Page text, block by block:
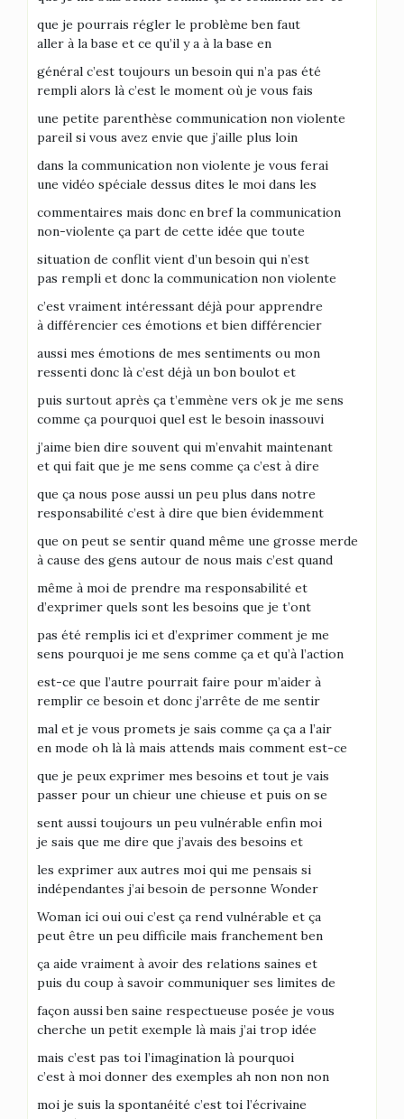
que je pourrais régler le problème ben faut
aller à la base et ce qu’il y a à la base en
général c’est toujours un besoin qui n’a pas été
rempli alors là c’est le moment où je vous fais
une petite parenthèse communication non violente
pareil si vous avez envie que j’aille plus loin
dans la communication non violente je vous ferai
une vidéo spéciale dessus dites le moi dans les
commentaires mais donc en bref la communication
non-violente ça part de cette idée que toute
situation de conflit vient d’un besoin qui n’est
pas rempli et donc la communication non violente
c’est vraiment intéressant déjà pour apprendre
à différencier ces émotions et bien différencier
aussi mes émotions de mes sentiments ou mon
ressenti donc là c’est déjà un bon boulot et
puis surtout après ça t’emmène vers ok je me sens
comme ça pourquoi quel est le besoin inassouvi
j’aime bien dire souvent qui m’envahit maintenant
et qui fait que je me sens comme ça c’est à dire
que ça nous pose aussi un peu plus dans notre
responsabilité c’est à dire que bien évidemment
que on peut se sentir quand même une grosse merde
à cause des gens autour de nous mais c’est quand
même à moi de prendre ma responsabilité et
d’exprimer quels sont les besoins que je t’ont
pas été remplis ici et d’exprimer comment je me
sens pourquoi je me sens comme ça et qu’à l’action
est-ce que l’autre pourrait faire pour m’aider à
remplir ce besoin et donc j’arrête de me sentir
mal et je vous promets je sais comme ça ça a l’air
en mode oh là là mais attends mais comment est-ce
que je peux exprimer mes besoins et tout je vais
passer pour un chieur une chieuse et puis on se
sent aussi toujours un peu vulnérable enfin moi
je sais que me dire que j’avais des besoins et
les exprimer aux autres moi qui me pensais si
indépendantes j’ai besoin de personne Wonder
Woman ici oui oui c’est ça rend vulnérable et ça
peut être un peu difficile mais franchement ben
ça aide vraiment à avoir des relations saines et
puis du coup à savoir communiquer ses limites de
façon aussi ben saine respectueuse posée je vous
cherche un petit exemple là mais j’ai trop idée
mais c’est pas toi l’imagination là pourquoi
c’est à moi donner des exemples ah non non non
moi je suis la spontanéité c’est toi l’écrivaine